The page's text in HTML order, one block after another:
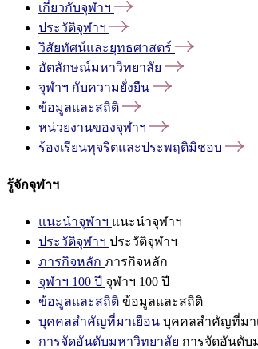
เกี่ยวกับจุฬาฯ
ประวัติจุฬาฯ
วิสัยทัศน์และยุทธศาสตร์
อัตลักษณ์มหาวิทยาลัย
จุฬาฯ กับความยั่งยืน
ข้อมูลและสถิติ
หน่วยงานของจุฬาฯ
ร้องเรียนทุจริตและประพฤติมิชอบ
รู้จักจุฬาฯ
แนะนำจุฬาฯ แนะนำจุฬาฯ
ประวัติจุฬาฯ ประวัติจุฬาฯ
ภารกิจหลัก ภารกิจหลัก
จุฬาฯ 100 ปี จุฬาฯ 100 ปี
ข้อมูลและสถิติ ข้อมูลและสถิติ
บุคคลสำคัญที่มาเยือน บุคคลสำคัญที่มา
การจัดอันดับมหาวิทยาลัย การจัดอันดับ